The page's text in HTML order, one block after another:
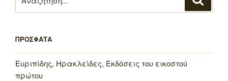
για:
ΠΡΟΣΦΑΤΑ
Ευριπίδης, Ηρακλείδες, Εκδόσεις του εικοστού
πρώτου